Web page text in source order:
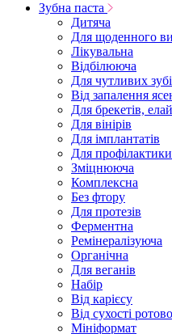
Зубна паста
Дитяча
Для щоденного
Лікувальна
Відбілююча
Для чутливих
Від запалення
Для брекетів,
Для вінірів
Для імплантатів
Для профілактики
Зміцнююча
Комплексна
Без фтору
Для протезів
Ферментна
Ремінералізуюча
Органічна
Для веганів
Набір
Від карієсу
Від сухості
Мініформат